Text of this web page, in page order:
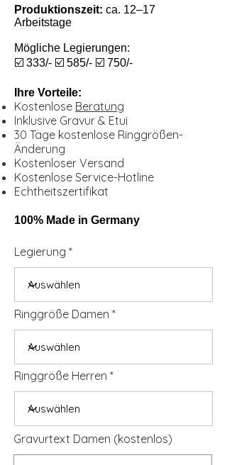
Produktionszeit: ca. 12–17
Arbeitstage
Mögliche Legierungen:
☑️ 333/- ☑️ 585/- ☑️ 750/-
Ihre Vorteile:
Kostenlose Beratung
Inklusive Gravur & Etui
30 Tage kostenlose Ringgrößen-
Änderung
Kostenloser Versand
Kostenlose Service-Hotline
Echtheitszertifikat
100% Made in Germany
Legierung
Ringgröße Damen
Ringgröße Herren
Gravurtext Damen (kostenlos)